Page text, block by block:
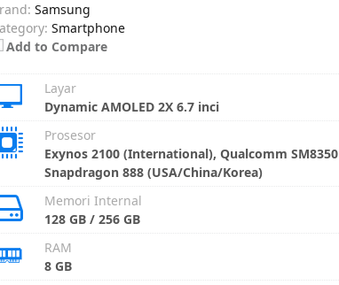
Samsung
Smartphone
Add to Compare
Layar
Dynamic AMOLED 2X 6.7 inci
Prosesor
Exynos 2100 (International), Qualcomm SM8350
Snapdragon 888 (USA/China/Korea)
Memori Internal
128 GB / 256 GB
RAM
8 GB